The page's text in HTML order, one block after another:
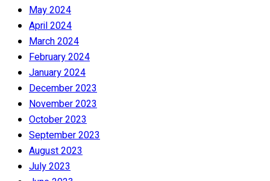
May 2024
April 2024
March 2024
February 2024
January 2024
December 2023
November 2023
October 2023
September 2023
August 2023
July 2023